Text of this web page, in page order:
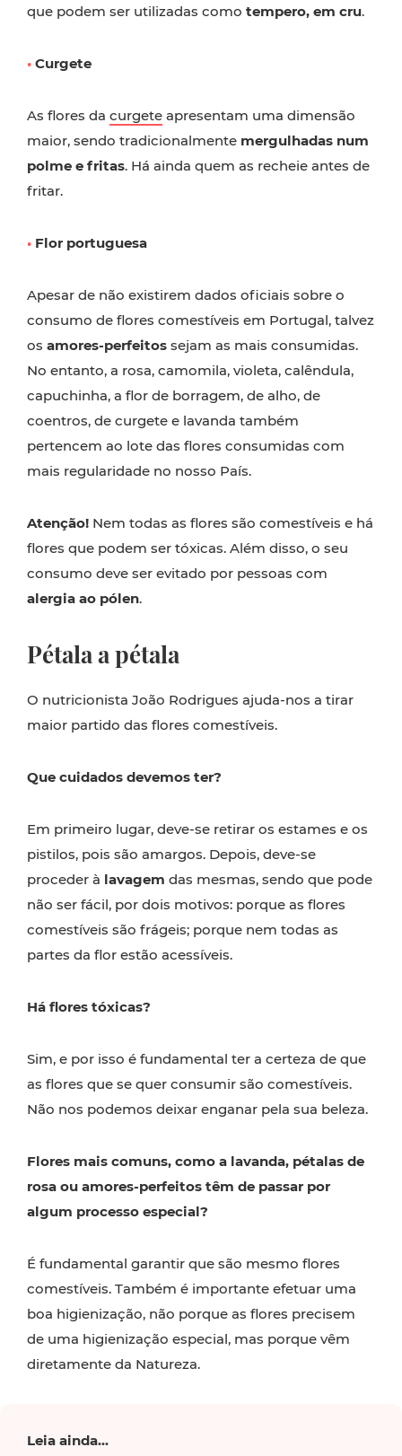
que podem ser utilizadas como tempero, em cru.
• Curgete
As flores da curgete apresentam uma dimensão
maior, sendo tradicionalmente mergulhadas num
polme e fritas. Há ainda quem as recheie antes de
fritar.
• Flor portuguesa
Apesar de não existirem dados oficiais sobre o
consumo de flores comestíveis em Portugal, talvez
os amores-perfeitos sejam as mais consumidas.
No entanto, a rosa, camomila, violeta, calêndula,
capuchinha, a flor de borragem, de alho, de
coentros, de curgete e lavanda também
pertencem ao lote das flores consumidas com
mais regularidade no nosso País.
Atenção! Nem todas as flores são comestíveis e há
flores que podem ser tóxicas. Além disso, o seu
consumo deve ser evitado por pessoas com
alergia ao pólen.
Pétala a pétala
O nutricionista João Rodrigues ajuda-nos a tirar
maior partido das flores comestíveis.
Que cuidados devemos ter?
Em primeiro lugar, deve-se retirar os estames e os
pistilos, pois são amargos. Depois, deve-se
proceder à lavagem das mesmas, sendo que pode
não ser fácil, por dois motivos: porque as flores
comestíveis são frágeis; porque nem todas as
partes da flor estão acessíveis.
Há flores tóxicas?
Sim, e por isso é fundamental ter a certeza de que
as flores que se quer consumir são comestíveis.
Não nos podemos deixar enganar pela sua beleza.
Flores mais comuns, como a lavanda, pétalas de
rosa ou amores-perfeitos têm de passar por
algum processo especial?
É fundamental garantir que são mesmo flores
comestíveis. Também é importante efetuar uma
boa higienização, não porque as flores precisem
de uma higienização especial, mas porque vêm
diretamente da Natureza.
Leia ainda...